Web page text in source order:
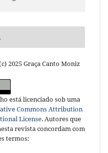
2025 Graça Canto Moniz
está licenciado sob uma
Commons Attribution
License.Autores que
revista concordam com
termos: